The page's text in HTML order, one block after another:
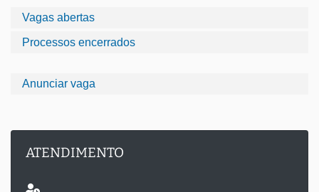
Vagas abertas
Processos encerrados
Anunciar vaga
ATENDIMENTO